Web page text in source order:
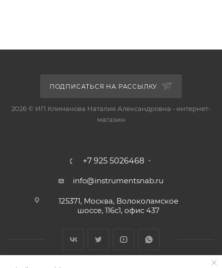
ПОДПИСАТЬСЯ НА РАССЫЛКУ
2026 © ИП Климанова Наталия Александровна - интернет-
магазин
+7 925 5026468
info@instrumentsnab.ru
125371, Москва, Волоколамское
шоссе, 116с1, офис 437